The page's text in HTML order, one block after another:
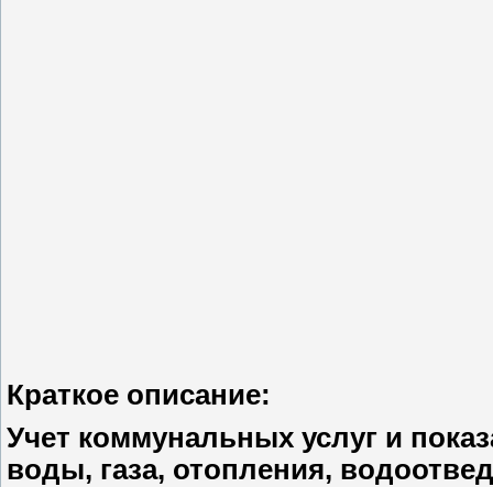
Краткое описание:
Учет коммунальных услуг и
воды, газа, отопления,